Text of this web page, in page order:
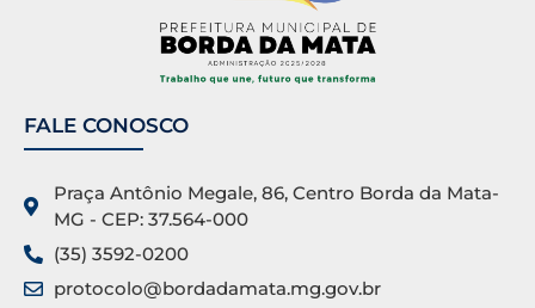
FALE CONOSCO
Praça Antônio Megale, 86, Centro Borda da Mata-
MG - CEP: 37.564-000
(35) 3592-0200
protocolo@bordadamata.mg.gov.br